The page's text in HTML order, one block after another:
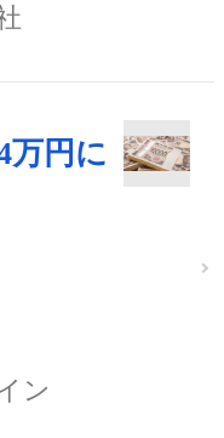
万円に
ン